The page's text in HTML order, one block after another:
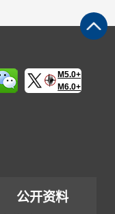
M5.0+
M6.0+
公开资料